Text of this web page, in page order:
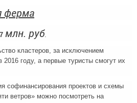
ферма
млн. руб.
кластеров, за исключением
году, а первые туристы смогут их
софинансирования проектов и схемы
ветров» можно посмотреть на